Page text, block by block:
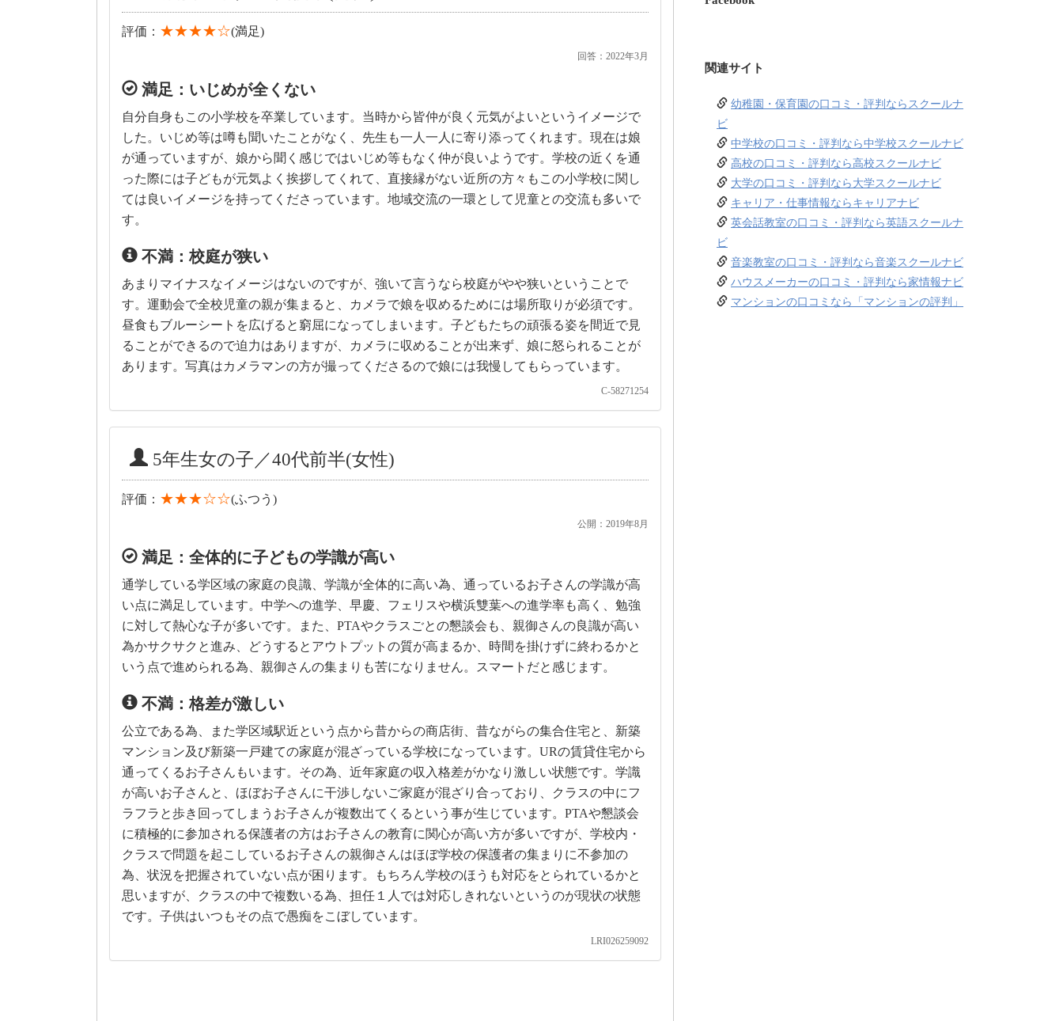
評価： ★★★★☆(満足)
回答：2022年3月
満足：いじめが全くない
自分自身もこの小学校を卒業しています。当時から皆仲が良く元気がよいというイメージで
した。いじめ等は噂も聞いたことがなく、先生も一人一人に寄り添ってくれます。現在は娘
が通っていますが、娘から聞く感じではいじめ等もなく仲が良いようです。学校の近くを通
った際には子どもが元気よく挨拶してくれて、直接縁がない近所の方々もこの小学校に関し
ては良いイメージを持ってくださっています。地域交流の一環として児童との交流も多いで
す。
不満：校庭が狭い
あまりマイナスなイメージはないのですが、強いて言うなら校庭がやや狭いということで
す。運動会で全校児童の親が集まると、カメラで娘を収めるためには場所取りが必須です。
昼食もブルーシートを広げると窮屈になってしまいます。子どもたちの頑張る姿を間近で見
ることができるので迫力はありますが、カメラに収めることが出来ず、娘に怒られることが
あります。写真はカメラマンの方が撮ってくださるので娘には我慢してもらっています。
C-58271254
5年生女の子／40代前半(女性)
評価： ★★★☆☆(ふつう)
公開：2019年8月
満足：全体的に子どもの学識が高い
通学している学区域の家庭の良識、学識が全体的に高い為、通っているお子さんの学識が高
い点に満足しています。中学への進学、早慶、フェリスや横浜雙葉への進学率も高く、勉強
に対して熱心な子が多いです。また、PTAやクラスごとの懇談会も、親御さんの良識が高い
為かサクサクと進み、どうするとアウトプットの質が高まるか、時間を掛けずに終わるかと
いう点で進められる為、親御さんの集まりも苦になりません。スマートだと感じます。
不満：格差が激しい
公立である為、また学区域駅近という点から昔からの商店街、昔ながらの集合住宅と、新築
マンション及び新築一戸建ての家庭が混ざっている学校になっています。URの賃貸住宅から
通ってくるお子さんもいます。その為、近年家庭の収入格差がかなり激しい状態です。学識
が高いお子さんと、ほぼお子さんに干渉しないご家庭が混ざり合っており、クラスの中にフ
ラフラと歩き回ってしまうお子さんが複数出てくるという事が生じています。PTAや懇談会
に積極的に参加される保護者の方はお子さんの教育に関心が高い方が多いですが、学校内・
クラスで問題を起こしているお子さんの親御さんはほぼ学校の保護者の集まりに不参加の
為、状況を把握されていない点が困ります。もちろん学校のほうも対応をとられているかと
思いますが、クラスの中で複数いる為、担任１人では対応しきれないというのが現状の状態
です。子供はいつもその点で愚痴をこぼしています。
LRI026259092
関連サイト
幼稚園・保育園の口コミ・評判ならスクールナ
ビ
中学校の口コミ・評判なら中学校スクールナビ
高校の口コミ・評判なら高校スクールナビ
大学の口コミ・評判なら大学スクールナビ
キャリア・仕事情報ならキャリアナビ
英会話教室の口コミ・評判なら英語スクールナ
ビ
音楽教室の口コミ・評判なら音楽スクールナビ
ハウスメーカーの口コミ・評判なら家情報ナビ
マンションの口コミなら「マンションの評判」